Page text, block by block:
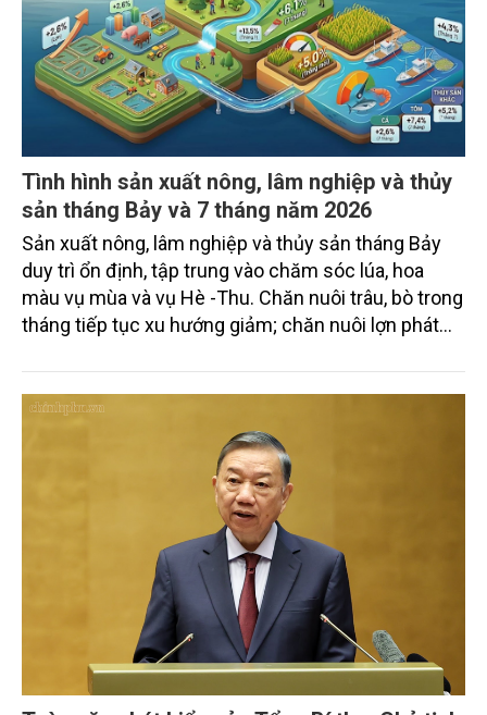
Tình hình sản xuất nông, lâm nghiệp và thủy
sản tháng Bảy và 7 tháng năm 2026
Sản xuất nông, lâm nghiệp và thủy sản tháng Bảy
duy trì ổn định, tập trung vào chăm sóc lúa, hoa
màu vụ mùa và vụ Hè -Thu. Chăn nuôi trâu, bò trong
tháng tiếp tục xu hướng giảm; chăn nuôi lợn phát
trưởng khá. Diện tích rừng trồng mới và sản lượng
thủy sản đều tăng nhẹ.